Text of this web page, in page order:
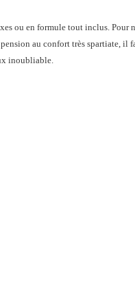
ou en formule tout inclus. Pour
au confort très spartiate, il
inoubliable.